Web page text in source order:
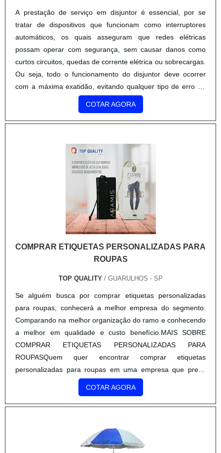
A prestação de serviço em disjuntor é essencial, por se
tratar de dispositivos que funcionam como interruptores
automáticos, os quais asseguram que redes elétricas
possam operar com segurança, sem causar danos como
curtos circuitos, quedas de corrente elétrica ou sobrecargas.
Ou seja, todo o funcionamento do disjuntor deve ocorrer
com a máxima exatidão, evitando qualquer tipo de erro ou
acidente elétrico.O PROCESSO É EXTREMAMENTE
IMPORTANTEDurante a manutenção, os disjuntores
passam por testes e.
COTAR AGORA
COMPRAR ETIQUETAS PERSONALIZADAS PARA
ROUPAS
TOP QUALITY/ GUARULHOS - SP
Se alguém busca por comprar etiquetas personalizadas
para roupas, conhecerá a melhor empresa do segmento.
Comparando na melhor organização do ramo e conhecendo
a melhor em qualidade e custo benefício.MAIS SOBRE
COMPRAR ETIQUETAS PERSONALIZADAS PARA
ROUPASQuem quer encontrar comprar etiquetas
personalizadas para roupas em uma empresa que preza
pela segurança, descobre a Top Quality. Com grande
expressão de mercado quando o assunto é caixa papel
triplex e cinta de sorvete, oferecendo o que há de melhor
etiquetas personalizadas para roupas, deve-se ter a
exatidão em orçar com empresas que prezam por produtos
COTAR AGORA